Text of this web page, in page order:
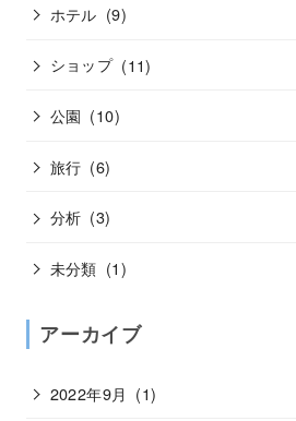
ホテル (9)
ショップ (11)
公園 (10)
旅行 (6)
分析 (3)
未分類 (1)
アーカイブ
2022年9月 (1)